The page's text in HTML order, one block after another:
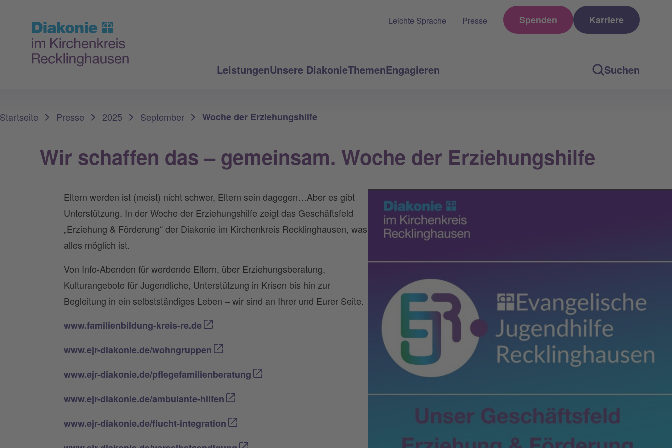
LeistungenUnsere DiakonieThemenEngagieren Suchen
Leichte Sprache Presse Spenden Karriere
Startseite Presse 2025 September Woche der Erziehungshilfe
Wir schaffen das – gemeinsam. Woche der Erziehungshilfe
Eltern werden ist (meist) nicht schwer, Eltern sein dagegen…Aber es gibt
Unterstützung. In der Woche der Erziehungshilfe zeigt das Geschäftsfeld
„Erziehung & Förderung“ der Diakonie im Kirchenkreis Recklinghausen, was
alles möglich ist.
Von Info-Abenden für werdende Eltern, über Erziehungsberatung,
Kulturangebote für Jugendliche, Unterstützung in Krisen bis hin zur
Begleitung in ein selbstständiges Leben – wir sind an Ihrer und Eurer Seite.
www.familienbildung-kreis-re.de
www.ejr-diakonie.de/wohngruppen
www.ejr-diakonie.de/pflegefamilienberatung
www.ejr-diakonie.de/ambulante-hilfen
www.ejr-diakonie.de/flucht-integration